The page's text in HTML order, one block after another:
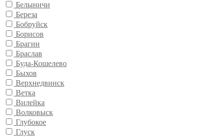
Белыничи
Береза
Бобруйск
Борисов
Брагин
Браслав
Буда-Кошелево
Быхов
Верхнедвинск
Ветка
Вилейка
Волковыск
Глубокое
Глуск